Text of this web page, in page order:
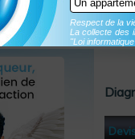
Respect de la
La collecte des
"Loi